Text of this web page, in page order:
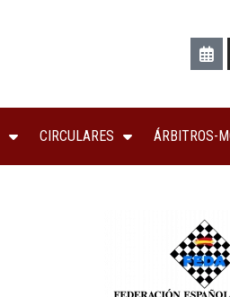
CIRCULARES ÁRBITROS-